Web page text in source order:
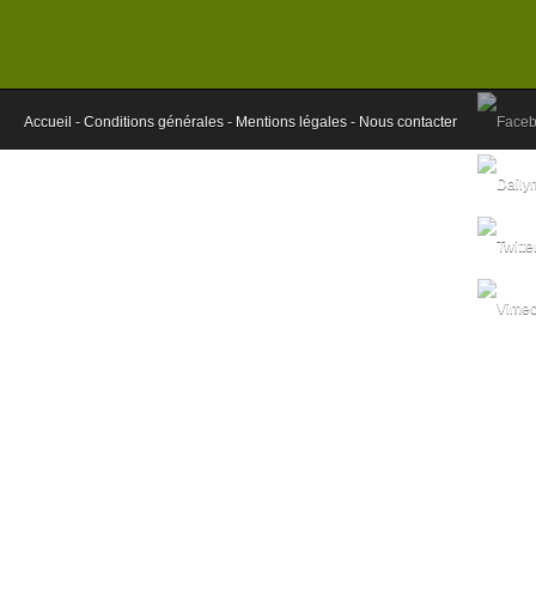
Accueil - Conditions générales - Mentions légales - Nous contacter